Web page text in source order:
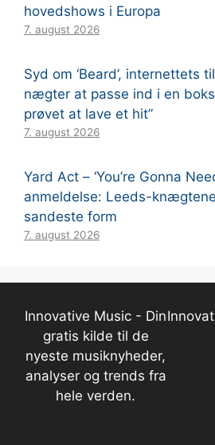
hovedshows i Europa
7. august 2026
Syd om ‘Beard’, internettets
nægter at passe ind i en
prøvet at lave et hit”
7. august 2026
Yard Act – ‘You’re Gonna
anmeldelse: Leeds-
sandeste form
7. august 2026
Innovative Music - Din
gratis kilde til de
nyeste musiknyheder,
analyser og trends fra
hele verden.